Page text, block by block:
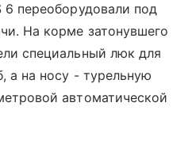
6 переоборудовали под
На корме затонувшего
специальный люк для
а на носу - турельную
автоматической